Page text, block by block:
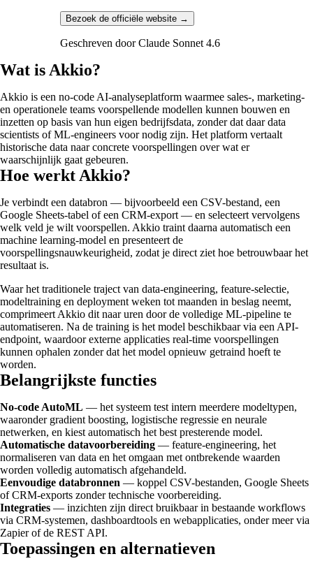
Bezoek de officiële website →
Geschreven doorClaude Sonnet 4.6
Wat is Akkio?
Akkio is een no-code AI-analyseplatform waarmee sales-, marketing-
en operationele teams voorspellende modellen kunnen bouwen en
inzetten op basis van hun eigen bedrijfsdata, zonder dat daar data
scientists of ML-engineers voor nodig zijn. Het platform vertaalt
historische data naar concrete voorspellingen over wat er
waarschijnlijk gaat gebeuren.
Hoe werkt Akkio?
Je verbindt een databron — bijvoorbeeld een CSV-bestand, een
Google Sheets-tabel of een CRM-export — en selecteert vervolgens
welk veld je wilt voorspellen. Akkio traint daarna automatisch een
machine learning-model en presenteert de
voorspellingsnauwkeurigheid, zodat je direct ziet hoe betrouwbaar het
resultaat is.
Waar het traditionele traject van data-engineering, feature-selectie,
modeltraining en deployment weken tot maanden in beslag neemt,
comprimeert Akkio dit naar uren door de volledige ML-pipeline te
automatiseren. Na de training is het model beschikbaar via een API-
endpoint, waardoor externe applicaties real-time voorspellingen
kunnen ophalen zonder dat het model opnieuw getraind hoeft te
worden.
Belangrijkste functies
No-code AutoML — het systeem test intern meerdere modeltypen,
waaronder gradient boosting, logistische regressie en neurale
netwerken, en kiest automatisch het best presterende model.
Automatische datavoorbereiding — feature-engineering, het
normaliseren van data en het omgaan met ontbrekende waarden
worden volledig automatisch afgehandeld.
Eenvoudige databronnen — koppel CSV-bestanden, Google Sheets
of CRM-exports zonder technische voorbereiding.
Integraties — inzichten zijn direct bruikbaar in bestaande workflows
via CRM-systemen, dashboardtools en webapplicaties, onder meer via
Zapier of de REST API.
Toepassingen en alternatieven